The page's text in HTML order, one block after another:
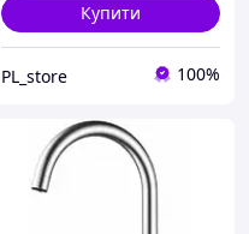
Купити
PL_store 100%